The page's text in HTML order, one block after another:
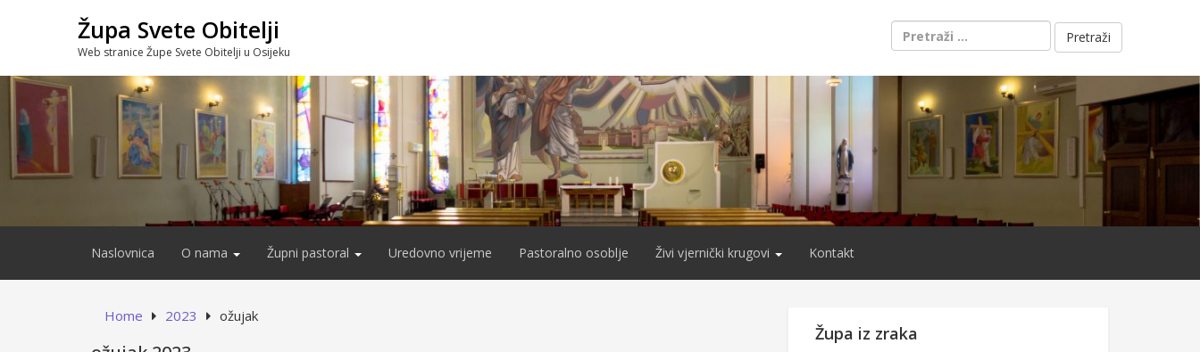
Župa Svete Obitelji
Web stranice Župe Svete Obitelji u Osijeku
Pretraži:
Naslovnica O nama Župni pastoral Uredovno vrijeme Pastoralno osoblje Živi vjernički krugovi Kontakt
Home 2023 ožujak
Župa iz zraka